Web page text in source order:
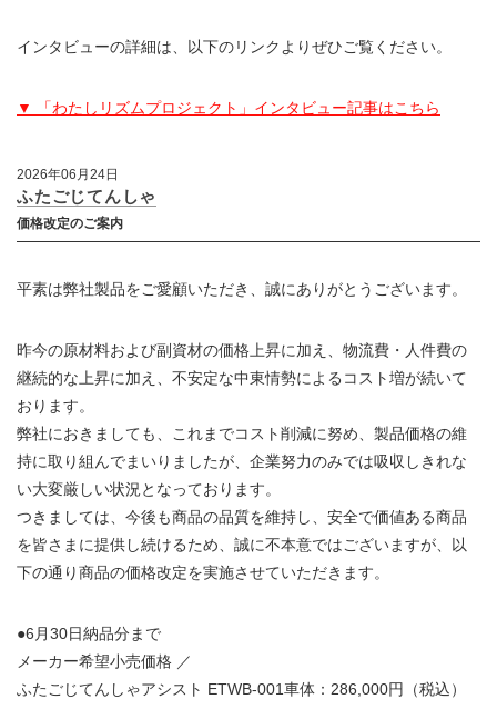
インタビューの詳細は、以下のリンクよりぜひご覧ください。
▼ 「わたしリズムプロジェクト」インタビュー記事はこちら
2026年06月24日
ふたごじてんしゃ
価格改定のご案内
平素は弊社製品をご愛顧いただき、誠にありがとうございます。
昨今の原材料および副資材の価格上昇に加え、物流費・人件費の
継続的な上昇に加え、不安定な中東情勢によるコスト増が続いて
おります。
弊社におきましても、これまでコスト削減に努め、製品価格の維
持に取り組んでまいりましたが、企業努力のみでは吸収しきれな
い大変厳しい状況となっております。
つきましては、今後も商品の品質を維持し、安全で価値ある商品
を皆さまに提供し続けるため、誠に不本意ではございますが、以
下の通り商品の価格改定を実施させていただきます。
●6月30日納品分まで
メーカー希望小売価格 ／
ふたごじてんしゃアシスト ETWB-001車体：286,000円（税込）